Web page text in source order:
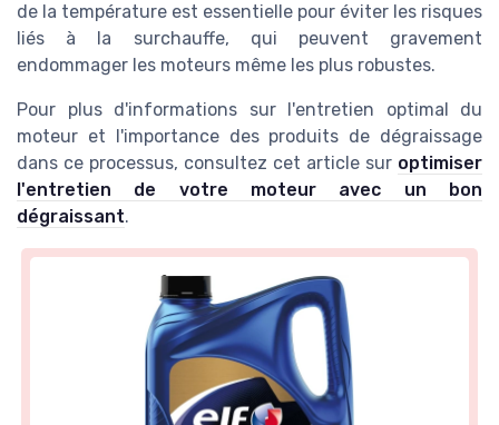
de la température est essentielle pour éviter les risques
liés à la surchauffe, qui peuvent gravement
endommager les moteurs même les plus robustes.
Pour plus d'informations sur l'entretien optimal du
moteur et l'importance des produits de dégraissage
dans ce processus, consultez cet article sur optimiser
l'entretien de votre moteur avec un bon
dégraissant.